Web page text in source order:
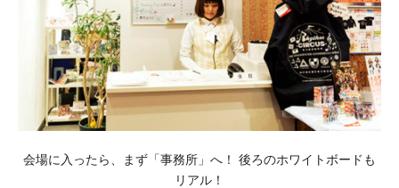
会場に入ったら、まず「事務所」へ！ 後ろのホワイトボードも
リアル！